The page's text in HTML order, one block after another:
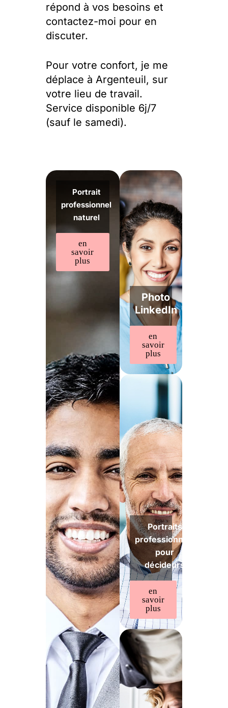
répond à vos besoins et
contactez-moi pour en
discuter.
Pour votre confort, je me
déplace à Argenteuil, sur
votre lieu de travail.
Service disponible 6j/7
(sauf le samedi).
Portrait
professionnel
naturel
en
savoir
plus
Photo
LinkedIn
en
savoir
plus
Portraits
professionnels
pour
décideurs
en
savoir
plus